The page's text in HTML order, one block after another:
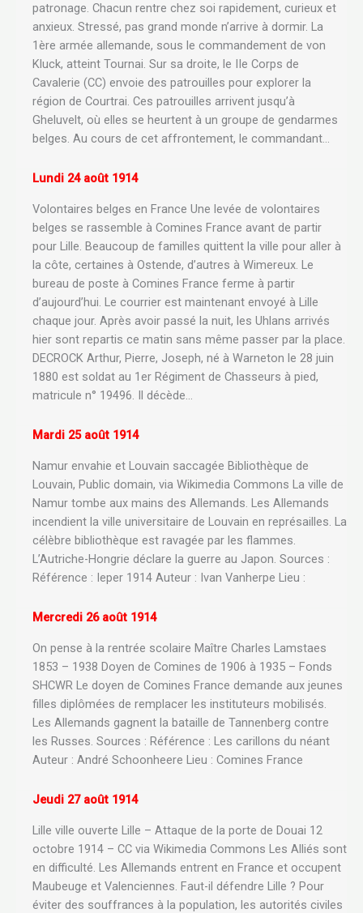
patronage. Chacun rentre chez soi rapidement, curieux et
anxieux. Stressé, pas grand monde n’arrive à dormir. La
1ère armée allemande, sous le commandement de von
Kluck, atteint Tournai. Sur sa droite, le IIe Corps de
Cavalerie (CC) envoie des patrouilles pour explorer la
région de Courtrai. Ces patrouilles arrivent jusqu’à
Gheluvelt, où elles se heurtent à un groupe de gendarmes
belges. Au cours de cet affrontement, le commandant…
Lundi 24 août 1914
Volontaires belges en France Une levée de volontaires
belges se rassemble à Comines France avant de partir
pour Lille. Beaucoup de familles quittent la ville pour aller à
la côte, certaines à Ostende, d’autres à Wimereux. Le
bureau de poste à Comines France ferme à partir
d’aujourd’hui. Le courrier est maintenant envoyé à Lille
chaque jour. Après avoir passé la nuit, les Uhlans arrivés
hier sont repartis ce matin sans même passer par la place.
DECROCK Arthur, Pierre, Joseph, né à Warneton le 28 juin
1880 est soldat au 1er Régiment de Chasseurs à pied,
matricule n° 19496. Il décède…
Mardi 25 août 1914
Namur envahie et Louvain saccagée Bibliothèque de
Louvain, Public domain, via Wikimedia Commons La ville de
Namur tombe aux mains des Allemands. Les Allemands
incendient la ville universitaire de Louvain en représailles. La
célèbre bibliothèque est ravagée par les flammes.
L’Autriche-Hongrie déclare la guerre au Japon. Sources :
Référence : Ieper 1914 Auteur : Ivan Vanherpe Lieu :
Mercredi 26 août 1914
On pense à la rentrée scolaire Maître Charles Lamstaes
1853 – 1938 Doyen de Comines de 1906 à 1935 – Fonds
SHCWR Le doyen de Comines France demande aux jeunes
filles diplômées de remplacer les instituteurs mobilisés.
Les Allemands gagnent la bataille de Tannenberg contre
les Russes. Sources : Référence : Les carillons du néant
Auteur : André Schoonheere Lieu : Comines France
Jeudi 27 août 1914
Lille ville ouverte Lille – Attaque de la porte de Douai 12
octobre 1914 – CC via Wikimedia Commons Les Alliés sont
en difficulté. Les Allemands entrent en France et occupent
Maubeuge et Valenciennes. Faut-il défendre Lille ? Pour
éviter des souffrances à la population, les autorités civiles